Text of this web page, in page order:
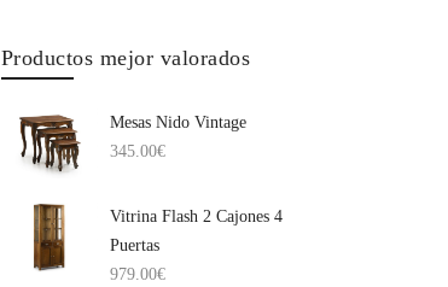
Productos mejor valorados
Mesas Nido Vintage
345.00€
Vitrina Flash 2 Cajones 4
Puertas
979.00€